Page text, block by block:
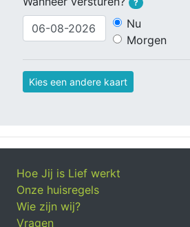
?
Nu
Morgen
Kies een andere kaart
Hoe Jij is Lief werkt
Onze huisregels
Wie zijn wij?
Vragen